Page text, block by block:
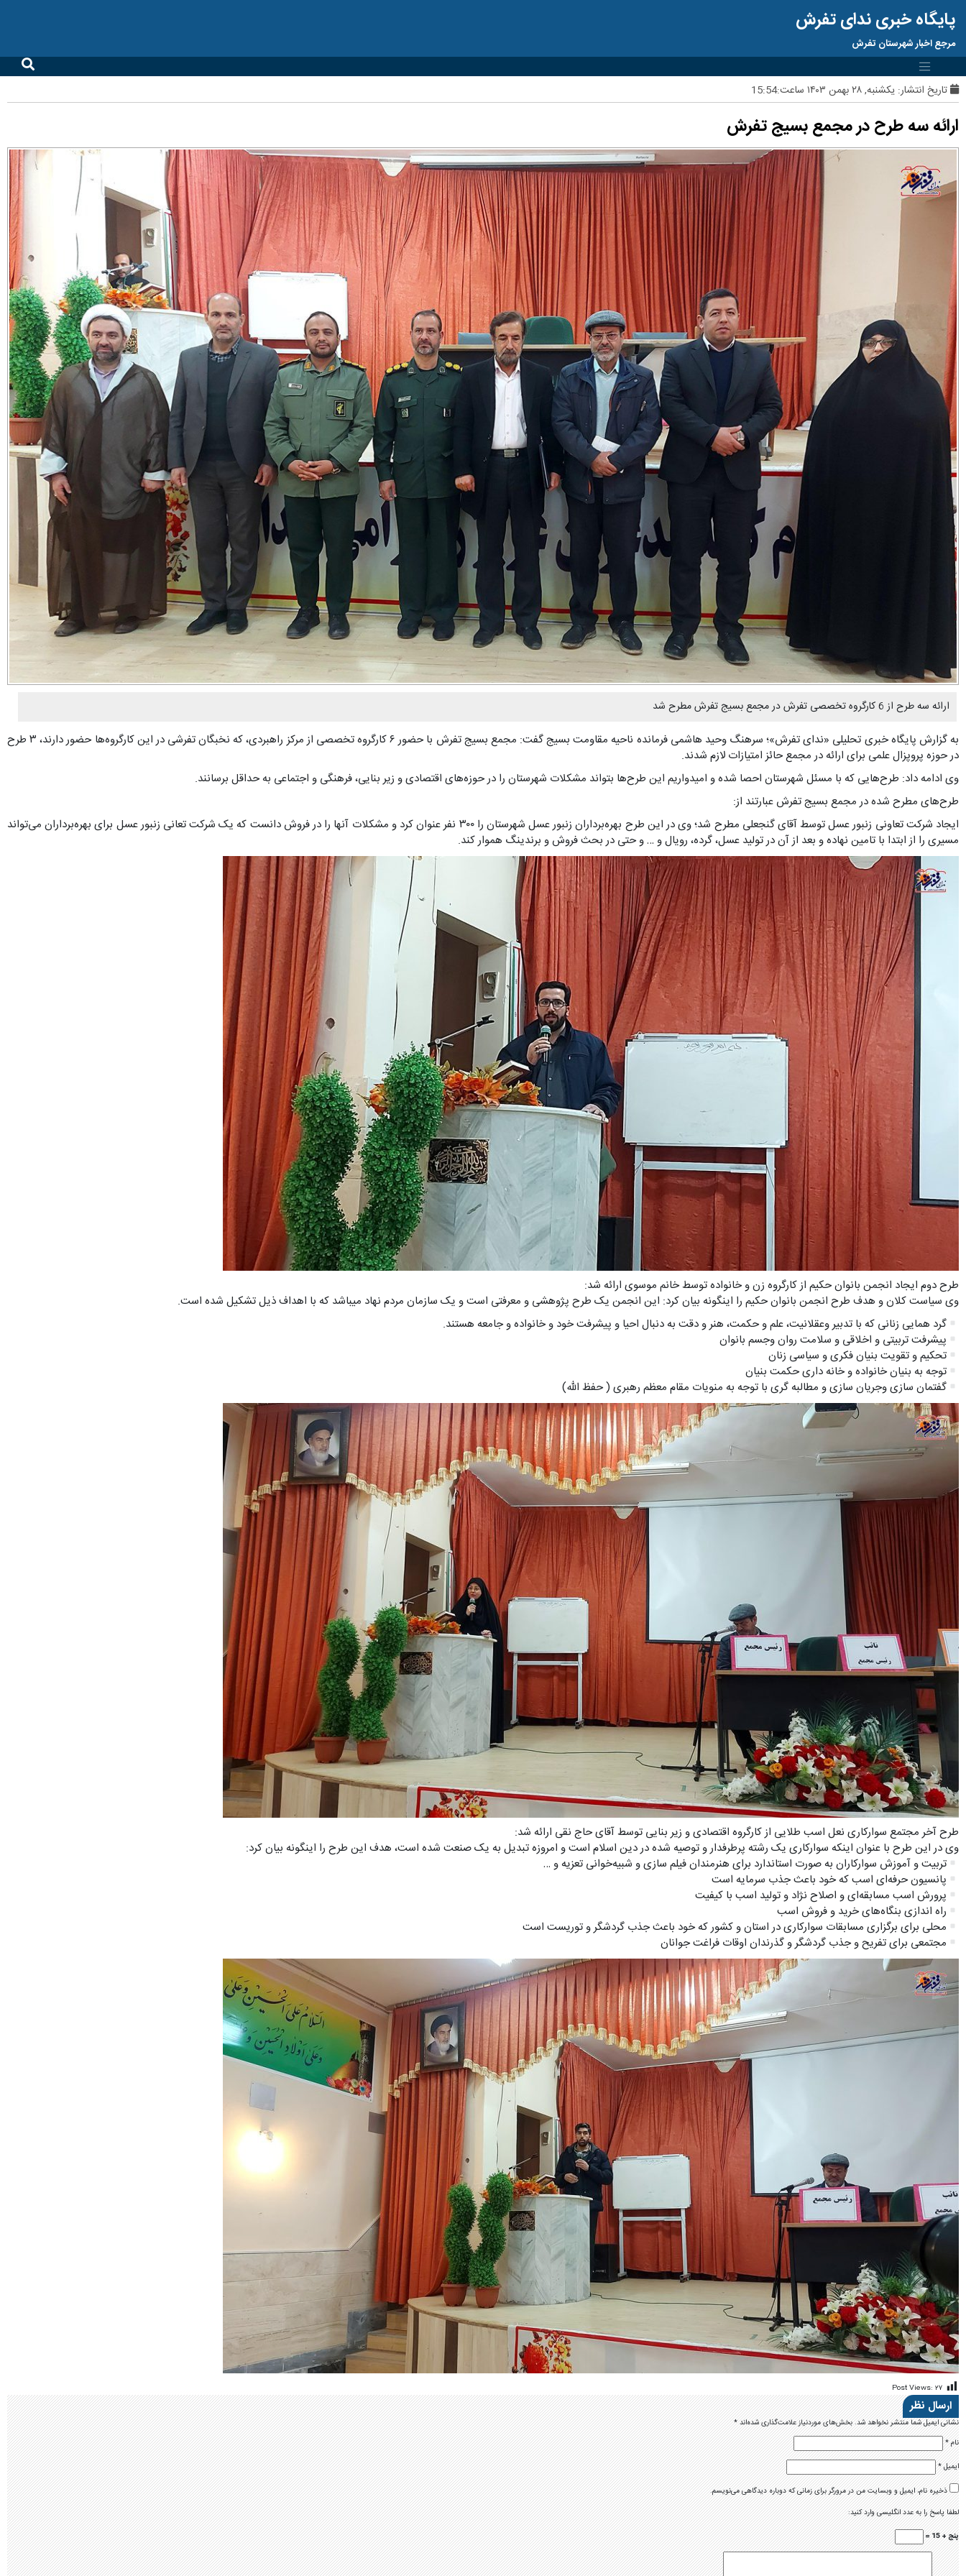
پایگاه خبری ندای تفرش
مرجع اخبار شهرستان تفرش
تاریخ انتشار: یکشنبه, ۲۸ بهمن ۱۴۰۳ ساعت:15:54
ارائه سه طرح در مجمع بسیج تفرش
ارائه سه طرح از 6 کارگروه تخصصی تفرش در مجمع بسیج تفرش مطرح شد
به گزارش پایگاه خبری تحلیلی «ندای تفرش»؛ سرهنگ وحید هاشمی فرمانده ناحیه مقاومت بسیج گفت: مجمع بسیج تفرش با حضور ۶ کارگروه تخصصی از مرکز راهبردی، که نخبگان تفرشی در این کارگروه‌ها حضور دارند، ۳ طرح
در حوزه پروپزال علمی برای ارائه در مجمع حائز امتیازات لازم شدند.
وی ادامه داد: طرح‌هایی که با مسئل شهرستان احصا شده و امیدواریم این طرح‌ها بتواند مشکلات شهرستان را در حوزه‌های اقتصادی و زیر بنایی، فرهنگی و اجتماعی به حداقل برسانند.
طرح‌های مطرح شده در مجمع بسیج تفرش عبارتند از:
ایجاد شرکت تعاونی زنبور عسل توسط آقای گنجعلی مطرح شد؛ وی در این طرح بهره‌برداران زنبور عسل شهرستان را ۳۰۰ نفر عنوان کرد و مشکلات آنها را در فروش دانست که یک شرکت تعانی زنبور عسل برای بهره‌برداران می‌تواند
مسیری را از ابتدا با تامین نهاده و بعد از آن در تولید عسل، گرده، رویال و … و حتی در بحث فروش و برندینگ هموار کند.
طرح دوم ایجاد انجمن بانوان حکیم از کارگروه زن و خانواده توسط خانم موسوی ارائه شد:
وی سیاست کلان و هدف طرح انجمن بانوان حکیم را اینگونه بیان کرد: این انجمن یک طرح پژوهشی و معرفتی است و یک سازمان مردم نهاد میباشد که با اهداف ذیل تشکیل شده است.
گرد همایی زنانی که با تدبیر وعقلانیت، علم و حکمت، هنر و دقت به دنبال احیا و پیشرفت خود و خانواده و جامعه هستند.
پیشرفت تربیتی و اخلاقی و سلامت روان وجسم بانوان
تحکیم و تقویت بنیان فکری و سیاسی زنان
توجه به بنیان خانواده و خانه داری حکمت بنیان
گفتمان سازی وجریان سازی و مطالبه گری با توجه به منویات مقام معظم رهبری ( حفظ الله)
طرح آخر مجتمع سوارکاری نعل اسب طلایی از کارگروه اقتصادی و زیر بنایی توسط آقای حاج نقی ارائه شد:
وی در این طرح با عنوان اینکه سوارکاری یک رشته پرطرفدار و توصیه شده در دین اسلام است و امروزه تبدیل به یک صنعت شده است، هدف این طرح را اینگونه بیان کرد:
تربیت و آموزش سوارکاران به صورت استاندارد برای هنرمندان فیلم سازی و شبیه‌خوانی تعزیه و …
پانسیون حرفه‌ای اسب که خود باعث جذب سرمایه است
پرورش اسب مسابقه‌ای و اصلاح نژاد و تولید اسب با کیفیت
راه اندازی بنگاه‌های خرید و فروش اسب
محلی برای برگزاری مسابقات سوارکاری در استان و کشور که خود باعث جذب گردشگر و توریست است
مجتمعی برای تفریح و جذب گردشگر و گذرندان اوقات فراغت جوانان
Post Views: ۲۷
ارسال نظر
نشانی ایمیل شما منتشر نخواهد شد.بخش‌های موردنیاز علامت‌گذاری شده‌اند*
نام*
ایمیل*
ذخیره نام، ایمیل و وبسایت من در مرورگر برای زمانی که دوباره دیدگاهی می‌نویسم.
لطفا پاسخ را به عدد انگلیسی وارد کنید:
پنج + 15 =